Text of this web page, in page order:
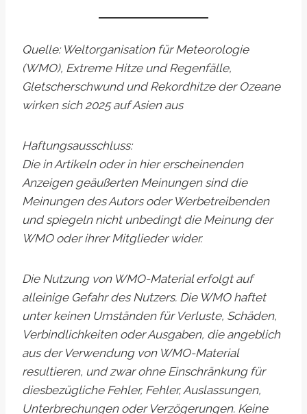
Quelle: Weltorganisation für Meteorologie
(WMO), Extreme Hitze und Regenfälle,
Gletscherschwund und Rekordhitze der Ozeane
wirken sich 2025 auf Asien aus
Haftungsausschluss:
Die in Artikeln oder in hier erscheinenden
Anzeigen geäußerten Meinungen sind die
Meinungen des Autors oder Werbetreibenden
und spiegeln nicht unbedingt die Meinung der
WMO oder ihrer Mitglieder wider.
Die Nutzung von WMO-Material erfolgt auf
alleinige Gefahr des Nutzers. Die WMO haftet
unter keinen Umständen für Verluste, Schäden,
Verbindlichkeiten oder Ausgaben, die angeblich
aus der Verwendung von WMO-Material
resultieren, und zwar ohne Einschränkung für
diesbezügliche Fehler, Fehler, Auslassungen,
Unterbrechungen oder Verzögerungen. Keine